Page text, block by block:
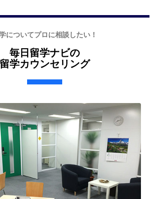
についてプロに相談したい！
毎日留学ナビの
留学カウンセリング